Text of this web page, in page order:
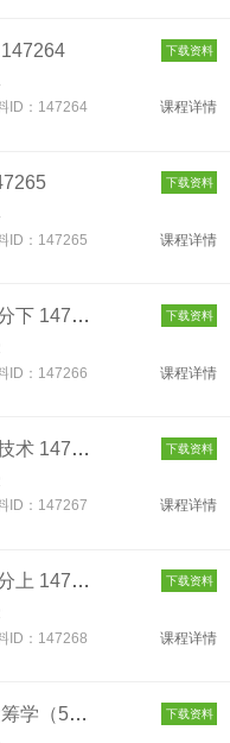
147264 下载资料
ID：147264 课程详情
下载资料
ID：147265 课程详情
【高斯课堂】高数微积分下 147266 下载资料
ID：147266 课程详情
【高斯课堂】数字电子技术 147267 下载资料
ID：147267 课程详情
【高斯课堂】高数微积分上 147268 下载资料
ID：147268 课程详情
【高数速学】高数叔:运筹学（5小时速成） 147269 下载资料